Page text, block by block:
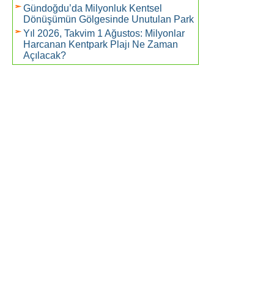
Gündoğdu’da Milyonluk Kentsel
Dönüşümün Gölgesinde Unutulan Park
Yıl 2026, Takvim 1 Ağustos: Milyonlar
Harcanan Kentpark Plajı Ne Zaman
Açılacak?